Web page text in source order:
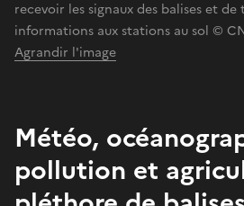
recevoir les signaux des balises et
informations aux stations au sol ©
Agrandir l'image
Météo,
pollution et